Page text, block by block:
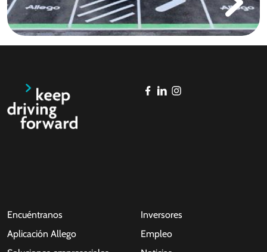
Encuéntranos
Aplicación Allego
Inversores
Empleo